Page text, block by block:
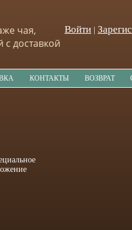
чая,
с доставкой
КОНТАКТЫ ВОЗВРАТ
Войти